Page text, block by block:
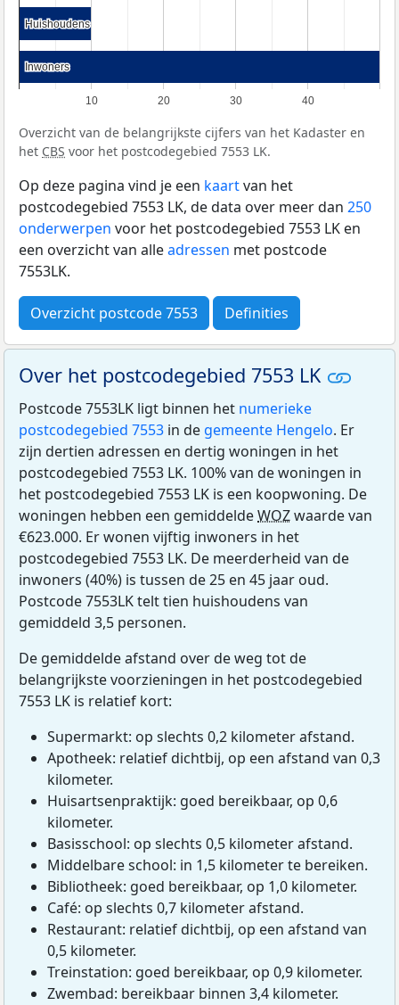
10 20 30 40
Huishoudens
Huishoudens
Inwoners
Inwoners
Overzicht van de belangrijkste cijfers van het Kadaster en
het CBS voor het postcodegebied 7553 LK.
Op deze pagina vind je een kaartvan het
postcodegebied 7553 LK, de data over meer dan 250
onderwerpen voor het postcodegebied 7553 LK en
een overzicht van alleadressen met postcode
7553LK.
Overzicht postcode 7553 Definities
Over het postcodegebied 7553 LK
Postcode 7553LK ligt binnen het numerieke
postcodegebied 7553 in de gemeente Hengelo. Er
zijn dertien adressen en dertig woningen in het
postcodegebied 7553 LK. 100% van de woningen in
het postcodegebied 7553 LK is een koopwoning. De
woningen hebben een gemiddeldeWOZwaarde van
€623.000. Er wonen vijftig inwoners in het
postcodegebied 7553 LK. De meerderheid van de
inwoners (40%) is tussen de 25 en 45 jaar oud.
Postcode 7553LK telt tien huishoudens van
gemiddeld 3,5 personen.
De gemiddelde afstand over de weg tot de
belangrijkste voorzieningen in het postcodegebied
7553 LK is relatief kort:
Supermarkt: op slechts 0,2 kilometer afstand.
Apotheek: relatief dichtbij, op een afstand van 0,3
kilometer.
Huisartsenpraktijk: goed bereikbaar, op 0,6
kilometer.
Basisschool: op slechts 0,5 kilometer afstand.
Middelbare school: in 1,5 kilometer te bereiken.
Bibliotheek: goed bereikbaar, op 1,0 kilometer.
Café: op slechts 0,7 kilometer afstand.
Restaurant: relatief dichtbij, op een afstand van
0,5 kilometer.
Treinstation: goed bereikbaar, op 0,9 kilometer.
Zwembad: bereikbaar binnen 3,4 kilometer.